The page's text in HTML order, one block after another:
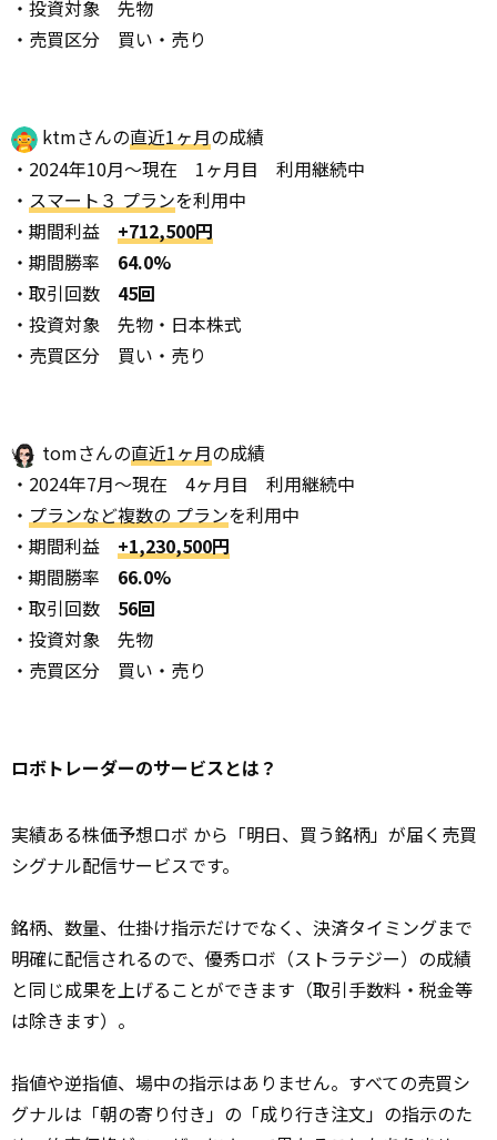
・投資対象 先物
・売買区分 買い・売り
ktmさんの直近1ヶ月の成績
・2024年10月～現在 1ヶ月目 利用継続中
・ スマート３ プランを利用中
・期間利益 +712,500円
・期間勝率 64.0%
・取引回数 45回
・投資対象 先物・日本株式
・売買区分 買い・売り
tomさんの直近1ヶ月の成績
・2024年7月～現在 4ヶ月目 利用継続中
・ プランなど複数の プランを利用中
・期間利益 +1,230,500円
・期間勝率 66.0%
・取引回数 56回
・投資対象 先物
・売買区分 買い・売り
ロボトレーダーのサービスとは？
実績ある株価予想ロボ から「明日、買う銘柄」が届く売買
シグナル配信サービスです。
銘柄、数量、仕掛け指示だけでなく、決済タイミングまで
明確に配信されるので、優秀ロボ（ストラテジー）の成績
と同じ成果を上げることができます（取引手数料・税金等
は除きます）。
指値や逆指値、場中の指示はありません。すべての売買シ
グナルは「朝の寄り付き」の「成り行き注文」の指示のた